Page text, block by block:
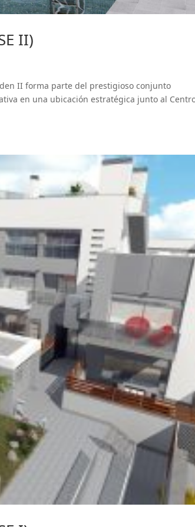
II)
II forma parte del prestigioso conjunto
en una ubicación estratégica junto al